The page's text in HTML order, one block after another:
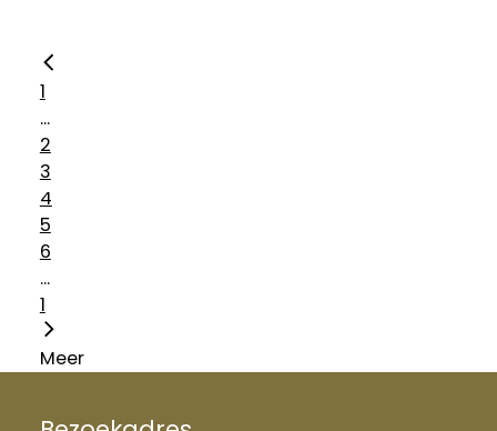
1
...
2
3
4
5
6
...
1
Meer